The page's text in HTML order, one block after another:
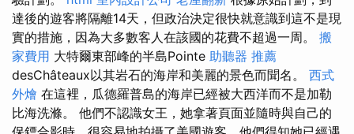
達後的遊客將隔離14天，但政治決定很快就意識到這不是現
實的措施，因為大多數客人在該國的花費不超過一周。 搬
家費用 大特爾東部峰的半島Pointe 助聽器 推薦
desChâteaux以其岩石的海岸和美麗的景色而聞名。 西式
外燴 在這裡，瓜德羅普島的海岸已經被大西洋而不是加勒
比海洗滌。 他們不認識女王，她拿著頁面並隨時與自己的